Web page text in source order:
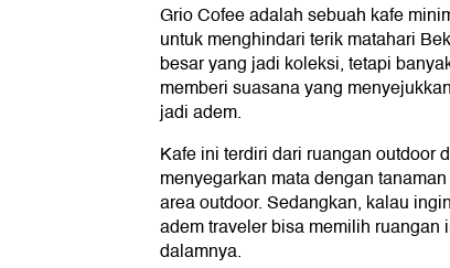
Grio Cofee adalah sebuah kafe
untuk menghindari terik matahari
besar yang jadi koleksi, tetapi
memberi suasana yang
jadi adem.
Kafe ini terdiri dari ruangan outdoor
menyegarkan mata dengan
area outdoor. Sedangkan, kalau
adem traveler bisa memilih ruangan
dalamnya.